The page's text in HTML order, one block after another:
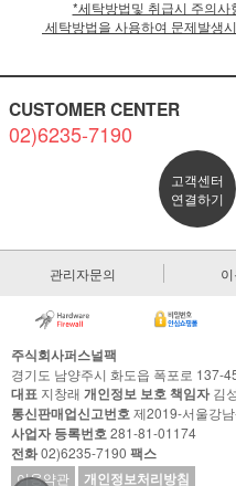
*세탁방법및 취급시 주의
세탁방법을 사용하여 문제발생
CUSTOMER CENTER
02)6235-7190
고객센터
연결하기
관리자문의
주식회사퍼스널팩
경기도 남양주시 화도읍 폭포로 137-
대표 지창래 개인정보 보호 책임자김
통신판매업신고번호제2019-서울강
사업자 등록번호281-81-01174
전화02)6235-7190 팩스
이용약관 개인정보처리방침